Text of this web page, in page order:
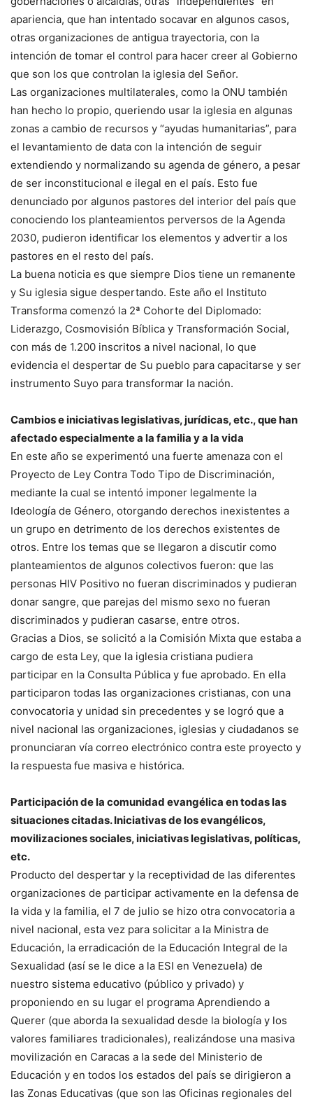
apariencia, que han intentado socavar en algunos casos,
otras organizaciones de antigua trayectoria, con la
intención de tomar el control para hacer creer al Gobierno
que son los que controlan la iglesia del Señor.
Las organizaciones multilaterales, como la ONU también
han hecho lo propio, queriendo usar la iglesia en algunas
zonas a cambio de recursos y “ayudas humanitarias”, para
el levantamiento de data con la intención de seguir
extendiendo y normalizando su agenda de género, a pesar
de ser inconstitucional e ilegal en el país. Esto fue
denunciado por algunos pastores del interior del país que
conociendo los planteamientos perversos de la Agenda
2030, pudieron identificar los elementos y advertir a los
pastores en el resto del país.
La buena noticia es que siempre Dios tiene un remanente
y Su iglesia sigue despertando. Este año el Instituto
Transforma comenzó la 2ª Cohorte del Diplomado:
Liderazgo, Cosmovisión Bíblica y Transformación Social,
con más de 1.200 inscritos a nivel nacional, lo que
evidencia el despertar de Su pueblo para capacitarse y ser
instrumento Suyo para transformar la nación.
Cambios e iniciativas legislativas, jurídicas, etc., que han
afectado especialmente a la familia y a la vida
En este año se experimentó una fuerte amenaza con el
Proyecto de Ley Contra Todo Tipo de Discriminación,
mediante la cual se intentó imponer legalmente la
Ideología de Género, otorgando derechos inexistentes a
un grupo en detrimento de los derechos existentes de
otros. Entre los temas que se llegaron a discutir como
planteamientos de algunos colectivos fueron: que las
personas HIV Positivo no fueran discriminados y pudieran
donar sangre, que parejas del mismo sexo no fueran
discriminados y pudieran casarse, entre otros.
Gracias a Dios, se solicitó a la Comisión Mixta que estaba a
cargo de esta Ley, que la iglesia cristiana pudiera
participar en la Consulta Pública y fue aprobado. En ella
participaron todas las organizaciones cristianas, con una
convocatoria y unidad sin precedentes y se logró que a
nivel nacional las organizaciones, iglesias y ciudadanos se
pronunciaran vía correo electrónico contra este proyecto y
la respuesta fue masiva e histórica.
Participación de la comunidad evangélica en todas las
situaciones citadas. Iniciativas de los evangélicos,
movilizaciones sociales, iniciativas legislativas, políticas,
etc.
Producto del despertar y la receptividad de las diferentes
organizaciones de participar activamente en la defensa de
la vida y la familia, el 7 de julio se hizo otra convocatoria a
nivel nacional, esta vez para solicitar a la Ministra de
Educación, la erradicación de la Educación Integral de la
Sexualidad (así se le dice a la ESI en Venezuela) de
nuestro sistema educativo (público y privado) y
proponiendo en su lugar el programa Aprendiendo a
Querer (que aborda la sexualidad desde la biología y los
valores familiares tradicionales), realizándose una masiva
movilización en Caracas a la sede del Ministerio de
Educación y en todos los estados del país se dirigieron a
las Zonas Educativas (que son las Oficinas regionales del